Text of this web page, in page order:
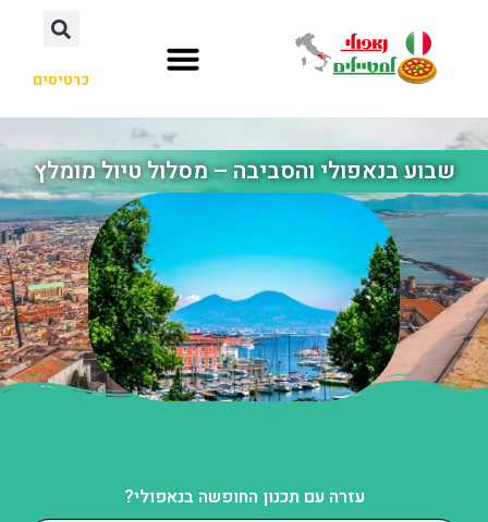
כרטיסים
שבוע בנאפולי והסביבה – מסלול טיול מומלץ
עזרה עם תכנון החופשה בנאפולי?